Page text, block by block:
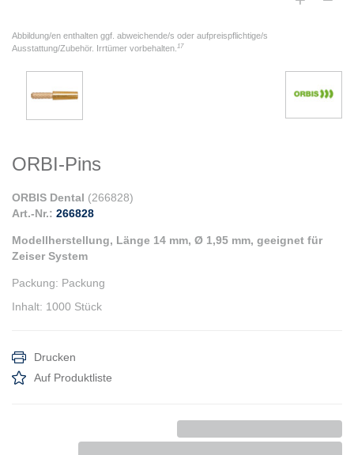
Abbildung/en enthalten ggf. abweichende/s oder aufpreispflichtige/s
Ausstattung/Zubehör. Irrtümer vorbehalten. 17
ORBI-Pins
ORBIS Dental (266828)
Art.-Nr.: 266828
Modellherstellung, Länge 14 mm, Ø 1,95 mm, geeignet für
Zeiser System
Packung: Packung
Inhalt: 1000 Stück
Drucken
Auf Produktliste